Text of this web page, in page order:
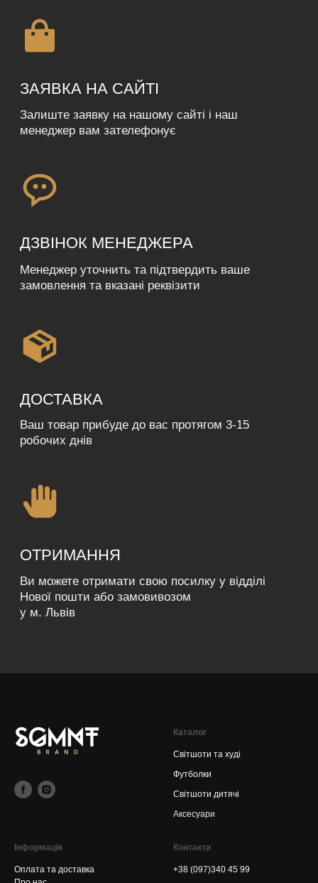
Ви можете отримати свою посилку у відділі
у м. Львів
Каталог
Світшоти та худі
Футболки
Світшоти дитячі
Аксесуари
Інформація
Оплата та доставка
Контакти
+38 (097)340 45 99